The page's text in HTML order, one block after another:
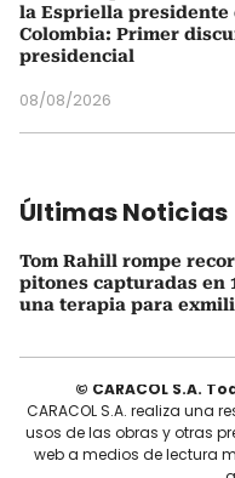
la Espriella presidente
Colombia: Primer
presidencial
08/08/2026
Últimas Noticias
Tom Rahill rompe
pitones capturadas en
una terapia para
© CARACOL S.A.
CARACOL S.A. realiza una
usos de las obras y otras
web a medios de lectura